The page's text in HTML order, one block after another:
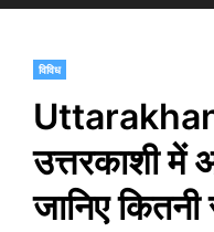
विविध
उत्तरकाशी
जानिए कितनी